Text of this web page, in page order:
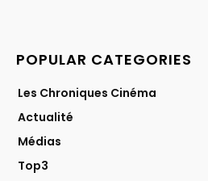
POPULAR CATEGORIES
Les Chroniques Cinéma
Actualité
Médias
Top3